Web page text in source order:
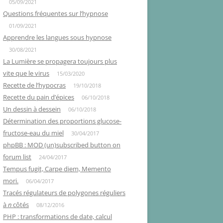
05/09/2021
Questions fréquentes sur l’hypnose
01/09/2021
Apprendre les langues sous hypnose
30/08/2021
La Lumière se propagera toujours plus
vite que le virus
15/03/2020
Recette de l’hypocras 19/10/2018
Recette du pain d’épices 06/10/2018
Un dessin à dessein 06/10/2018
Détermination des proportions glucose-
fructose-eau du miel
30/04/2017
phpBB : MOD (un)subscribed button on
forum list
24/04/2017
Tempus fugit, Carpe diem, Memento
mori.
06/04/2017
Tracés régulateurs de polygones réguliers
à ncôtés 08/12/2016
PHP : transformations de date, calcul